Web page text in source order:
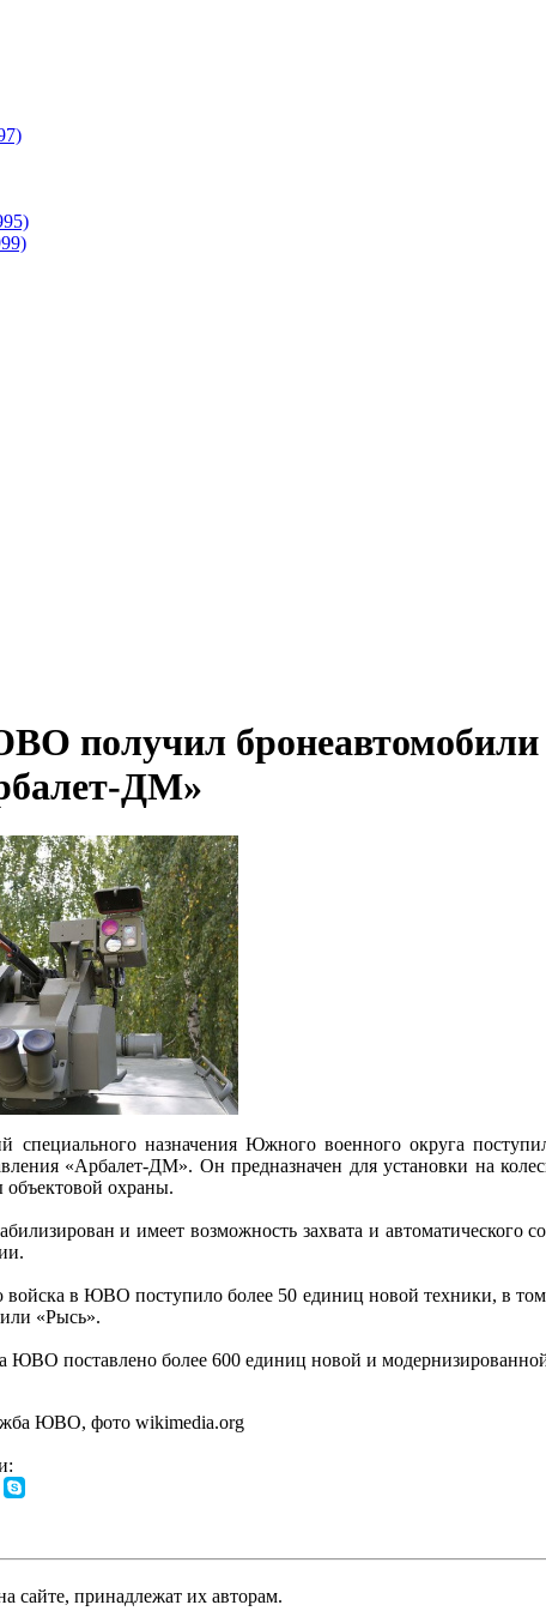
получил
ДМ»
специального назначения Южного военного округа
«Арбалет-ДМ». Он предназначен для установки на
охраны.
и имеет возможность захвата и автоматического
войска в ЮВО поступило более 50 единиц новой техники, в
«Рысь».
ЮВО поставлено более 600 единиц новой и
ЮВО, фото wikimedia.org
сайте, принадлежат их авторам.